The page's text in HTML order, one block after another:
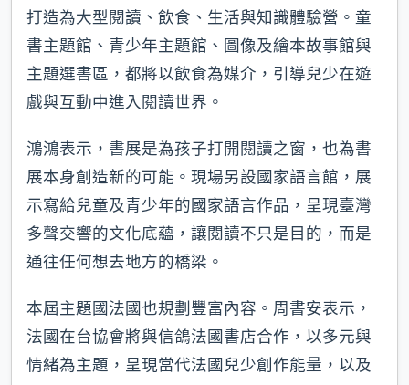
打造為大型閱讀、飲食、生活與知識體驗營。童
書主題館、青少年主題館、圖像及繪本故事館與
主題選書區，都將以飲食為媒介，引導兒少在遊
戲與互動中進入閱讀世界。
鴻鴻表示，書展是為孩子打開閱讀之窗，也為書
展本身創造新的可能。現場另設國家語言館，展
示寫給兒童及青少年的國家語言作品，呈現臺灣
多聲交響的文化底蘊，讓閱讀不只是目的，而是
通往任何想去地方的橋梁。
本屆主題國法國也規劃豐富內容。周書安表示，
法國在台協會將與信鴿法國書店合作，以多元與
情緒為主題，呈現當代法國兒少創作能量，以及